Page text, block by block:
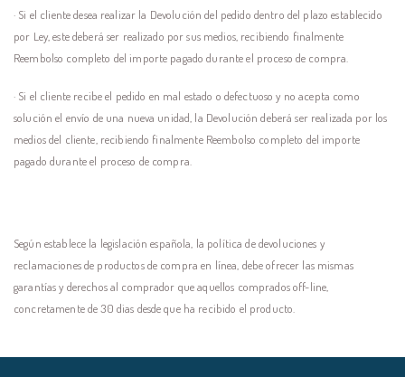
· Si el cliente desea realizar la Devolución del pedido dentro del plazo establecido
por Ley, este deberá ser realizado por sus medios, recibiendo finalmente
Reembolso completo del importe pagado durante el proceso de compra.
· Si el cliente recibe el pedido en mal estado o defectuoso y no acepta como
solución el envío de una nueva unidad, la Devolución deberá ser realizada por los
medios del cliente, recibiendo finalmente Reembolso completo del importe
pagado durante el proceso de compra.
Según establece la legislación española, la política de devoluciones y
reclamaciones de productos de compra en línea, debe ofrecer las mismas
garantías y derechos al comprador que aquellos comprados off-line,
concretamente de 30 dias desde que ha recibido el producto.